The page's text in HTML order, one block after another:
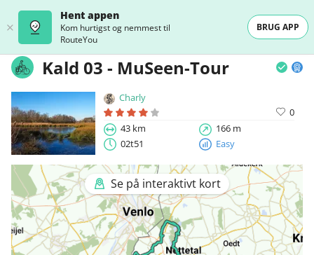
Hent appen
Kom hurtigst og nemmest til
RouteYou
BRUG APP
Kald 03 - MuSeen-Tour
Charly
0
43 km
166 m
02t51
Easy
Se på interaktivt kort